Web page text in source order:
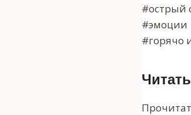
#острый
#эмоции
#горячо